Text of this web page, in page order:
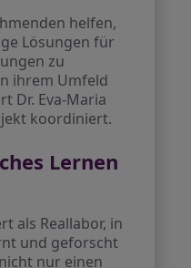
helfen,
Lösungen für
zu
ihrem Umfeld
Dr. Eva-Maria
koordiniert.
Lernen
als Reallabor, in
und geforscht
nur einen